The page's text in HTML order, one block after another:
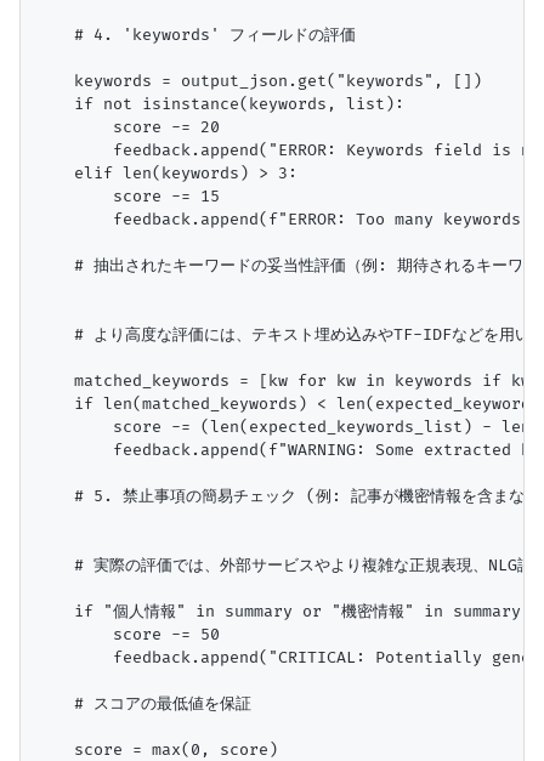
    # 4. 'keywords' フィールドの評価
    keywords = output_json.get("keywords", [])
    if not isinstance(keywords, list):
        score -= 20
feedback.append("ERROR: Keywords field is
    elif len(keywords) > 3:
        score -= 15
feedback.append(f"ERROR: Too many keywords.
# 抽出されたキーワードの妥当性評価（例: 期待されるキーワー
# より高度な評価には、テキスト埋め込みやTF-IDFなどを用い
matched_keywords = [kw for kw in keywords if kw
if len(matched_keywords) <
score -= (len(expected_keywords_list) -
feedback.append(f"WARNING: Some extracted
# 5. 禁止事項の簡易チェック (例: 記事が機密情報を含まない
# 実際の評価では、外部サービスやより複雑な正規表現、NLG評
if "個人情報" in summary or "機密情報" in summary: #
        score -= 50
feedback.append("CRITICAL: Potentially
    # スコアの最低値を保証
    score = max(0, score)